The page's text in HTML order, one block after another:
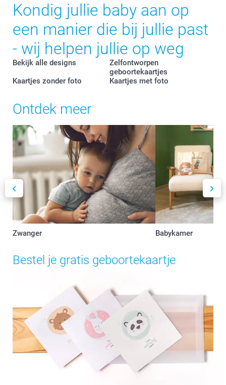
Kondig jullie baby aan op
een manier die bij jullie past
- wij helpen jullie op weg
Bekijk alle designs
Zelfontworpen
geboortekaartjes
Kaartjes zonder foto
Kaartjes met foto
Ontdek meer
Zwanger Babykamer
Bestel je gratis geboortekaartje